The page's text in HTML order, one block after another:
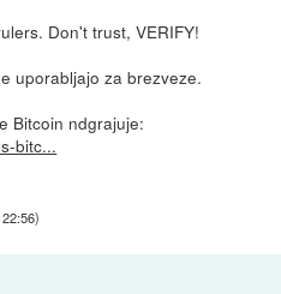
Don't trust, VERIFY!
uporabljajo za brezveze.
Bitcoin ndgrajuje:
bitc...
)